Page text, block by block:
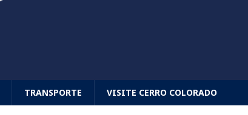
TRANSPORTE VISITE CERRO COLORADO